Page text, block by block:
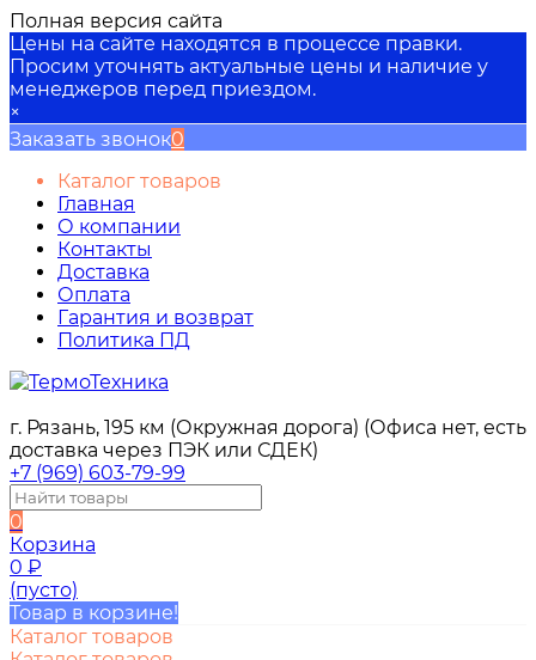
Полная версия сайта
Цены на сайте находятся в процессе правки.
Просим уточнять актуальные цены и наличие у
менеджеров перед приездом.
×
Заказать звонок0
Каталог товаров
Главная
О компании
Контакты
Доставка
Оплата
Гарантия и возврат
Политика ПД
г. Рязань, 195 км (Окружная дорога) (Офиса нет, есть
доставка через ПЭК или СДЕК)
+7 (969) 603-79-99
0
Корзина
0 ₽
(пусто)
Товар в корзине!
Каталог товаров